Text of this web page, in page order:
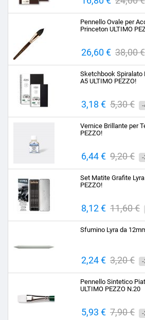
base
Pennello Ovale per
Princeton ULTIMO
Prezzo
26,60 € Prezzo
base
38,00 €
Sketchbook Spiralato
A5 ULTIMO PEZZO!
Prezzo
3,18 € Prezzo
base
5,30 € -
Vernice Brillante per
PEZZO!
Prezzo
6,44 € Prezzo
base
9,20 € -
Set Matite Grafite
PEZZO!
Prezzo
8,12 € Prezzo
base
11,60 €
Sfumino Lyra da
Prezzo
2,24 € Prezzo
base
3,20 € -
Pennello Sintetico
ULTIMO PEZZO N.20
Prezzo
5,93 € Prezzo
7,90 € -